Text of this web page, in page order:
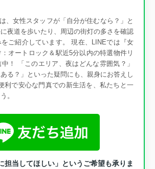
、女性スタッフが「自分が住むなら？」と
夜道を歩いたり、周辺の街灯の多さを確認
ご紹介しています。 現在、LINEでは『女
オートロック＆駅近5分以内の特選物件リ
！ 「このエリア、夜はどんな雰囲気？」
ある？」といった疑問にも、親身にお答えし
利で安心な門真での新生活を、私たちと一
。
担当してほしい」というご希望も承りま